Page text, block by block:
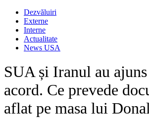
Dezvăluiri
Externe
Interne
Actualitate
News USA
SUA și Iranul au
acord. Ce prevede
aflat pe masa lui